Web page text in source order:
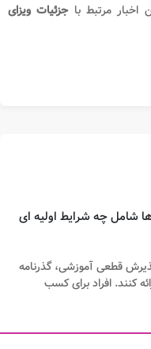
اخبار مرتبط باجزئیات ویزای
شامل چه شرایط اولیه ای
قطعی آموزشی، گذرنامه
کنند. افراد برای کسب